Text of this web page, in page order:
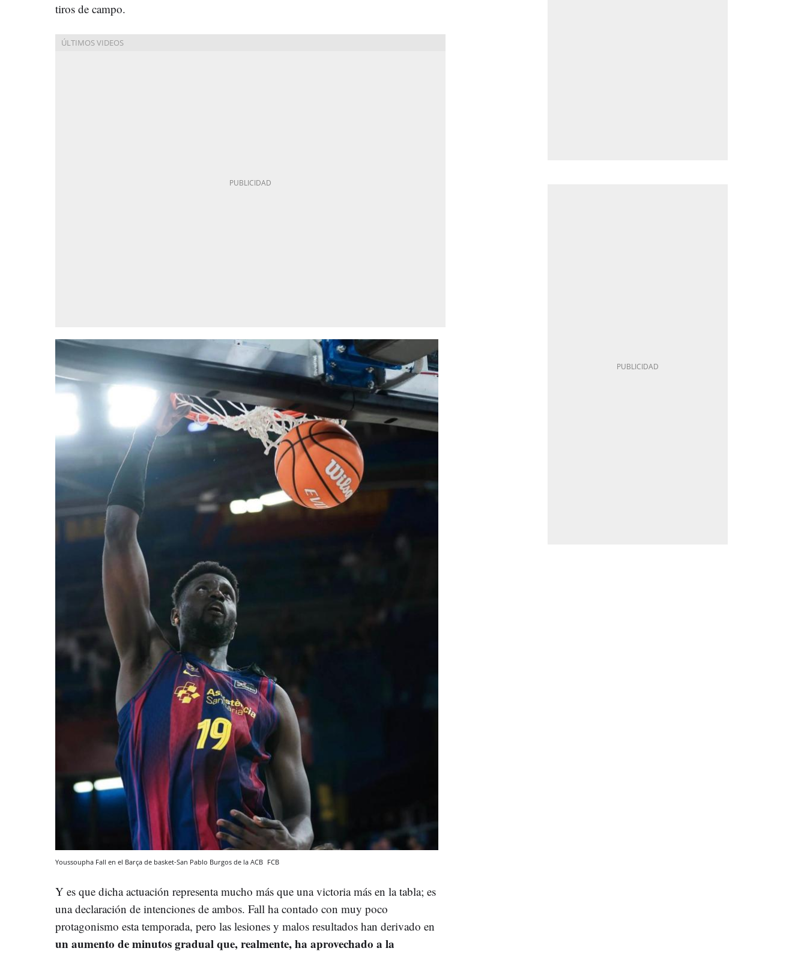
tiros de campo.
Youssoupha Fall en el Barça de basket-San Pablo Burgos de la ACB FCB
Y es que dicha actuación representa mucho más que una victoria más en la tabla; es
una declaración de intenciones de ambos. Fall ha contado con muy poco
protagonismo esta temporada, pero las lesiones y malos resultados han derivado en
un aumento de minutos gradual que, realmente, ha aprovechado a la